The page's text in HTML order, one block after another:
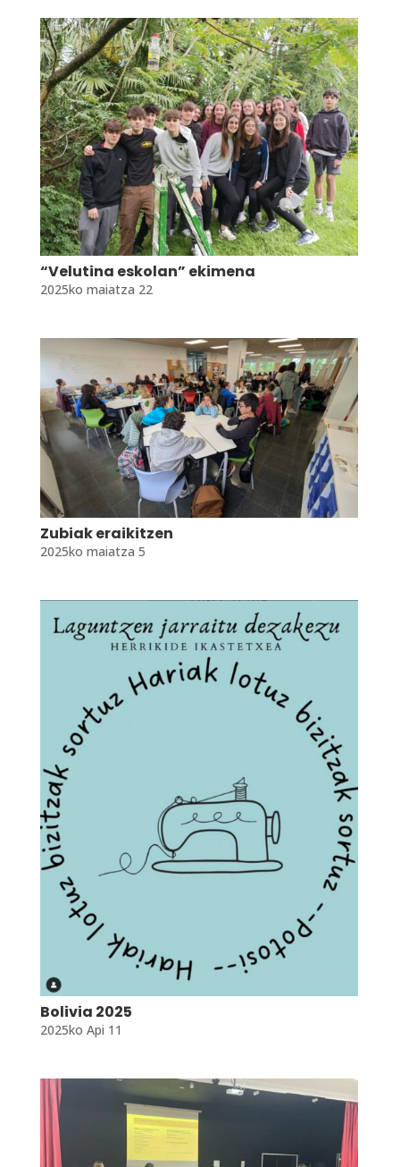
“Velutina eskolan” ekimena
2025ko maiatza 22
Zubiak eraikitzen
2025ko maiatza 5
Bolivia 2025
2025ko Api 11